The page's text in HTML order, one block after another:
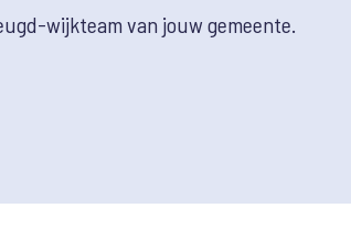
wijkteam van jouw gemeente.